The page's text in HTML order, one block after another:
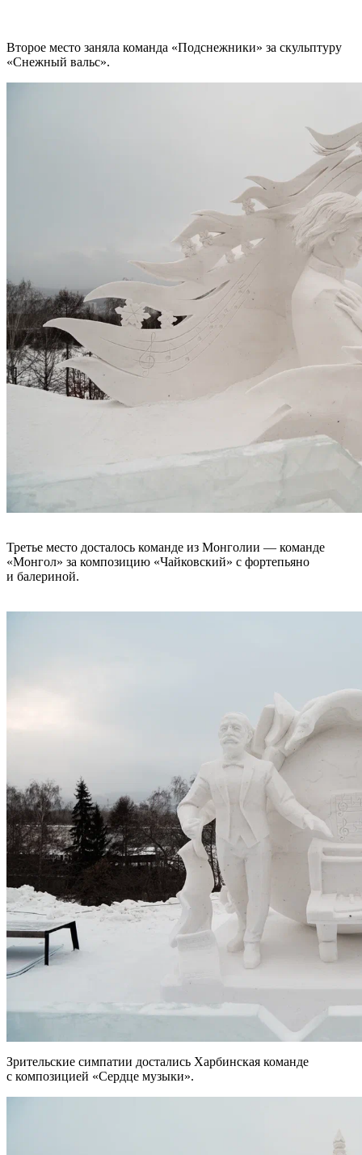
Второе место заняла команда «Подснежники» за скульптуру
«Снежный вальс».
Третье место досталось команде из Монголии — команде
«Монгол» за композицию «Чайковский» с фортепьяно
и балериной.
Зрительские симпатии достались Харбинская команде
с композицией «Сердце музыки».